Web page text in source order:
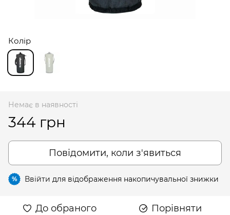
Колір
Немає в наявності
344 грн
Повідомити, коли з'явиться
% Ввійти для відображення накопичувальної знижки
До обраного Порівняти